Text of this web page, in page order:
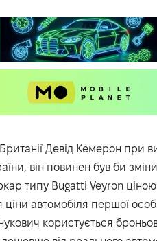
Девід Кемерон при
він повинен був би
типу Bugatti Veyron
ціни автомобіля першої
користується